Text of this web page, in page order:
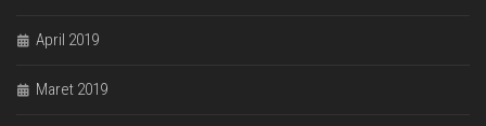
April 2019
Maret 2019